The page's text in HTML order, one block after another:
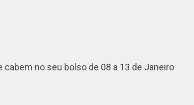
no seu bolso de 08 a 13 de Janeiro